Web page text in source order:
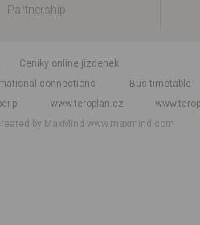
Partnership
Ceníky online jízdenek
connections
Bus timetable
www.teroplan.cz
by MaxMindwww.maxmind.com